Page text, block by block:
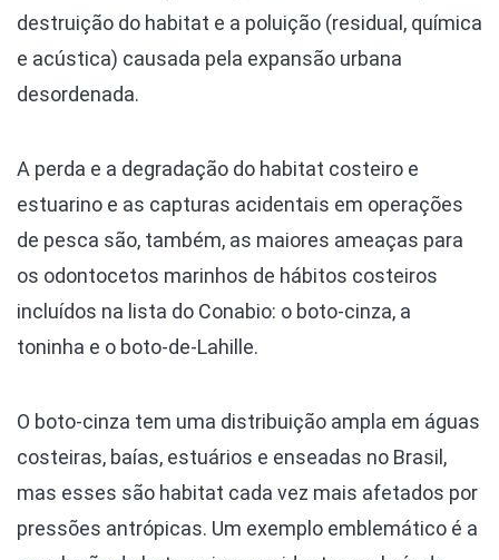
destruição do habitat e a poluição (residual, química
e acústica) causada pela expansão urbana
desordenada.
A perda e a degradação do habitat costeiro e
estuarino e as capturas acidentais em operações
de pesca são, também, as maiores ameaças para
os odontocetos marinhos de hábitos costeiros
incluídos na lista do Conabio: o boto-cinza, a
toninha e o boto-de-Lahille.
O boto-cinza tem uma distribuição ampla em águas
costeiras, baías, estuários e enseadas no Brasil,
mas esses são habitat cada vez mais afetados por
pressões antrópicas. Um exemplo emblemático é a